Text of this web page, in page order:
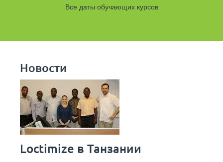
Все даты обучающих курсов
Новости
Loctimize в Танзании